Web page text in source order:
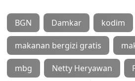
BGN Damkar kodim
makanan bergizi gratis
mbg Netty Heryawan